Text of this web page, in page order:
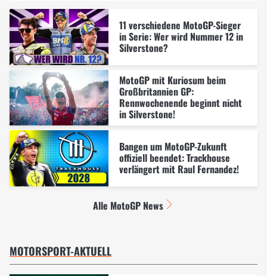
11 verschiedene MotoGP-Sieger
in Serie: Wer wird Nummer 12 in
Silverstone?
MotoGP mit Kuriosum beim
Großbritannien GP:
Rennwochenende beginnt nicht
in Silverstone!
Bangen um MotoGP-Zukunft
offiziell beendet: Trackhouse
verlängert mit Raul Fernandez!
Alle MotoGP News
MOTORSPORT-AKTUELL